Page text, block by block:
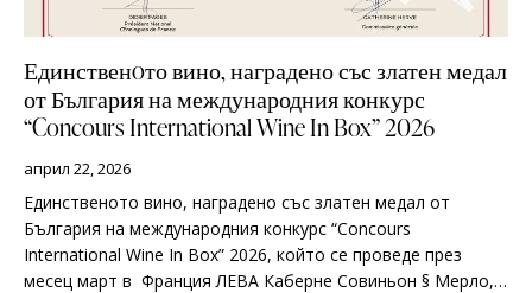
Единственoто вино, наградено със златен медал
от България на международния конкурс
“Concours International Wine In Box” 2026
април 22, 2026
Единственoто вино, наградено със златен медал от
България на международния конкурс “Concours
International Wine In Box” 2026, който се проведе през
месец март в Франция ЛЕВА Каберне Совиньон § Мерло,…